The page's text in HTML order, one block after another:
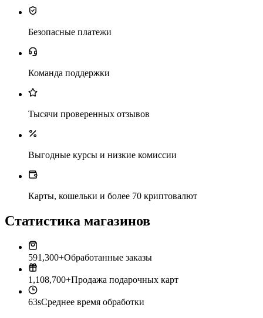
Безопасные платежи
Команда поддержки
Тысячи проверенных отзывов
Выгодные курсы и низкие комиссии
Карты, кошельки и более 70 криптовалют
Статистика магазинов
591,300+Обработанные заказы
1,108,700+Продажа подарочных карт
63sСреднее время обработки